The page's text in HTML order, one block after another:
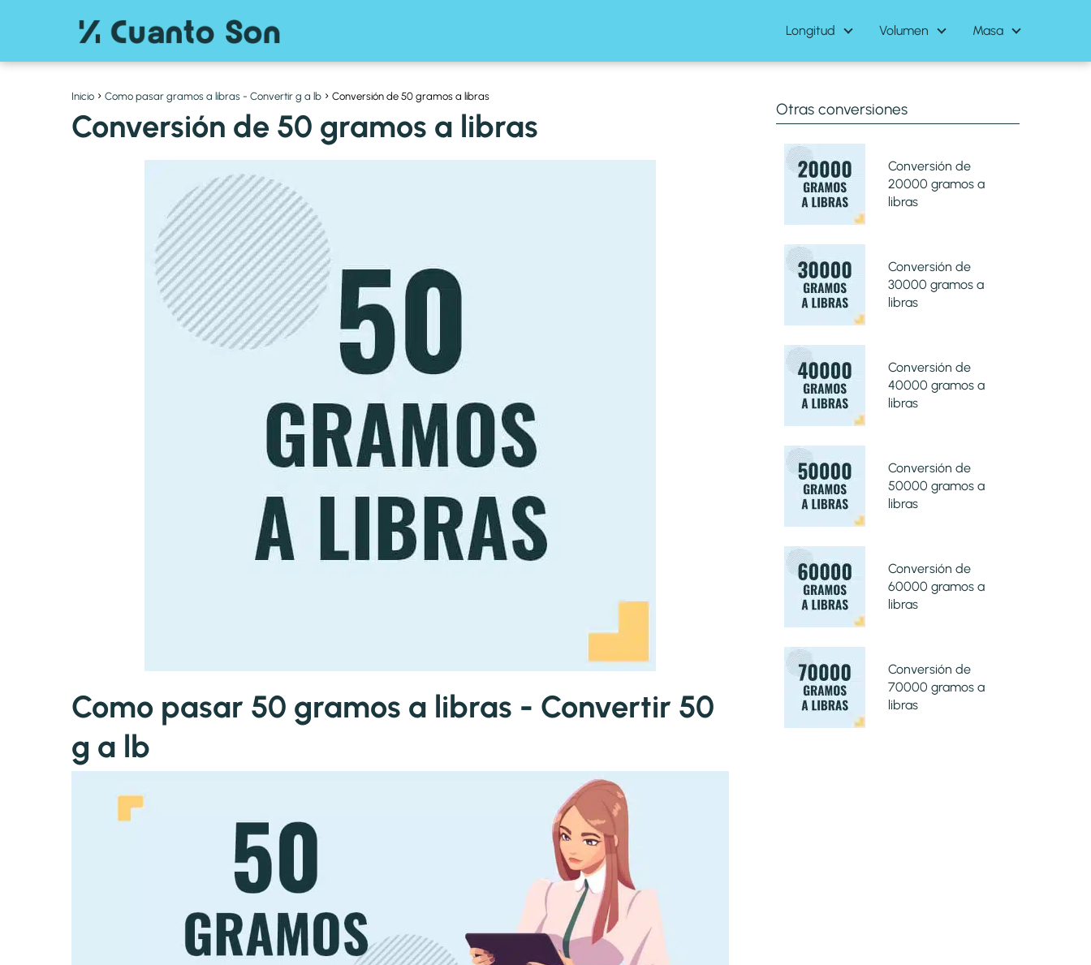
Longitud Volumen Masa
Inicio Como pasar gramos a libras - Convertir g a lb Conversión de 50 gramos a libras
Conversión de 50 gramos a libras
Como pasar 50 gramos a libras - Convertir 50
g a lb
Otras conversiones
Conversión de
20000 gramos a
libras
Conversión de
30000 gramos a
libras
Conversión de
40000 gramos a
libras
Conversión de
50000 gramos a
libras
Conversión de
60000 gramos a
libras
Conversión de
70000 gramos a
libras